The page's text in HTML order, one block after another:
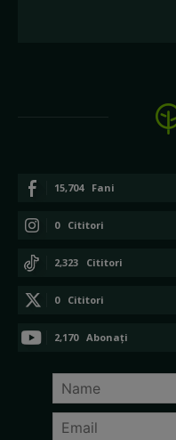
15,704 Fani
0 Cititori
2,323 Cititori
0 Cititori
2,170 Abonați